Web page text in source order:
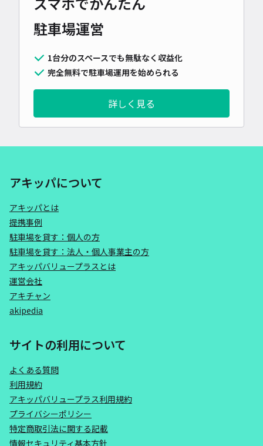
駐車場運営
1台分のスペースでも無駄なく収益化
完全無料で駐車場運用を始められる
詳しく見る
アキッパについて
アキッパとは
提携事例
駐車場を貸す：個人の方
駐車場を貸す：法人・個人事業主の方
アキッパバリュープラスとは
運営会社
アキチャン
akipedia
サイトの利用について
よくある質問
利用規約
アキッパバリュープラス利用規約
プライバシーポリシー
特定商取引法に関する記載
情報セキュリティ基本方針